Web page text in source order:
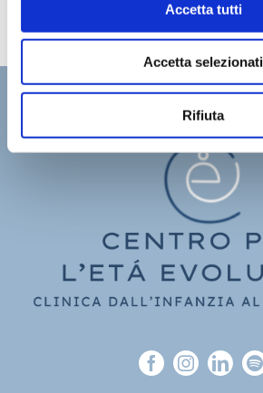
Accetta tutti
Accetta selezionati
Rifiuta